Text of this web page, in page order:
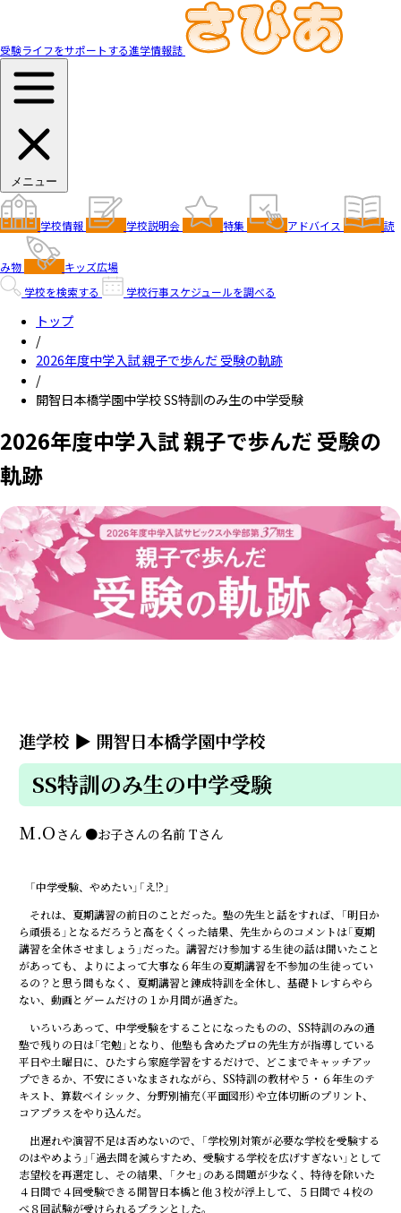
受験ライフをサポートする進学情報誌
メニュー
学校情報 学校説明会 特集 アドバイス 読
み物
キッズ広場
学校を検索する
学校行事スケジュールを調べる
トップ
/
2026年度中学入試 親子で歩んだ 受験の軌跡
/
開智日本橋学園中学校 SS特訓のみ生の中学受験
2026年度中学入試 親子で歩んだ 受験の
軌跡
進学校 ▶ 開智日本橋学園中学校
SS特訓のみ生の中学受験
M.O さん ●お子さんの名前Tさん
「中学受験、やめたい」「え!?」
それは、夏期講習の前日のことだった。塾の先生と話をすれば、「明日か
ら頑張る」となるだろうと高をくくった結果、先生からのコメントは「夏期
講習を全休させましょう」だった。講習だけ参加する生徒の話は聞いたこと
があっても、よりによって大事な６年生の夏期講習を不参加の生徒ってい
るの？と思う間もなく、夏期講習と錬成特訓を全休し、基礎トレすらやら
ない、動画とゲームだけの１か月間が過ぎた。
いろいろあって、中学受験をすることになったものの、SS特訓のみの通
塾で残りの日は「宅勉」となり、他塾も含めたプロの先生方が指導している
平日や土曜日に、ひたすら家庭学習をするだけで、どこまでキャッチアッ
プできるか、不安にさいなまされながら、SS特訓の教材や５・６年生のテ
キスト、算数ベイシック、分野別補充（平面図形）や立体切断のプリント、
コアプラスをやり込んだ。
出遅れや演習不足は否めないので、「学校別対策が必要な学校を受験する
のはやめよう」「過去問を減らすため、受験する学校を広げすぎない」として
志望校を再選定し、その結果、「クセ」のある問題が少なく、特待を除いた
４日間で４回受験できる開智日本橋と他３校が浮上して、５日間で４校の
べ８回試験が受けられるプランとした。